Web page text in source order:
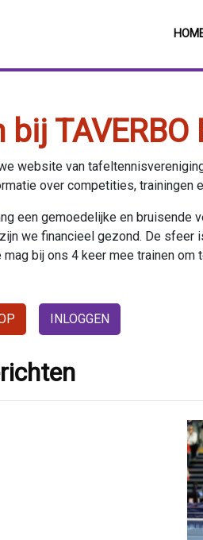
TAVERBO
website van
over competities, trainingen
een gemoedelijke en bruisende
we financieel gezond. De
mag bij ons 4 keer mee trainen
INLOGGEN